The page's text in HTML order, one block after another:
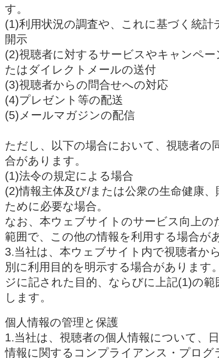
す。
(1)利用状況の調査や、これに基づく統
開示
(2)視聴者に対するサービスやキャンペ
たはダイレクトメールの送付
(3)視聴者からの問合せへの対応
(4)プレゼント等の配送
(5)メールマガジンの配信
ただし、以下の場合において、視聴者の
合があります。
(1)法令の規定による場合
(2)情報主体及び/または公衆の生命健康
ために必要な場合。
なお、本ウェブサイトのサービス向上
範囲で、この他の情報を利用する場合が
3.当社は、本ウェブサイト内で視聴者か
別に利用目的を明示する場合があります
ジに記された目的、ならびに上記(1)の
します。
個人情報の管理と保護
1.当社は、視聴者の個人情報について、
情報に関するコンプライアンス・プロ